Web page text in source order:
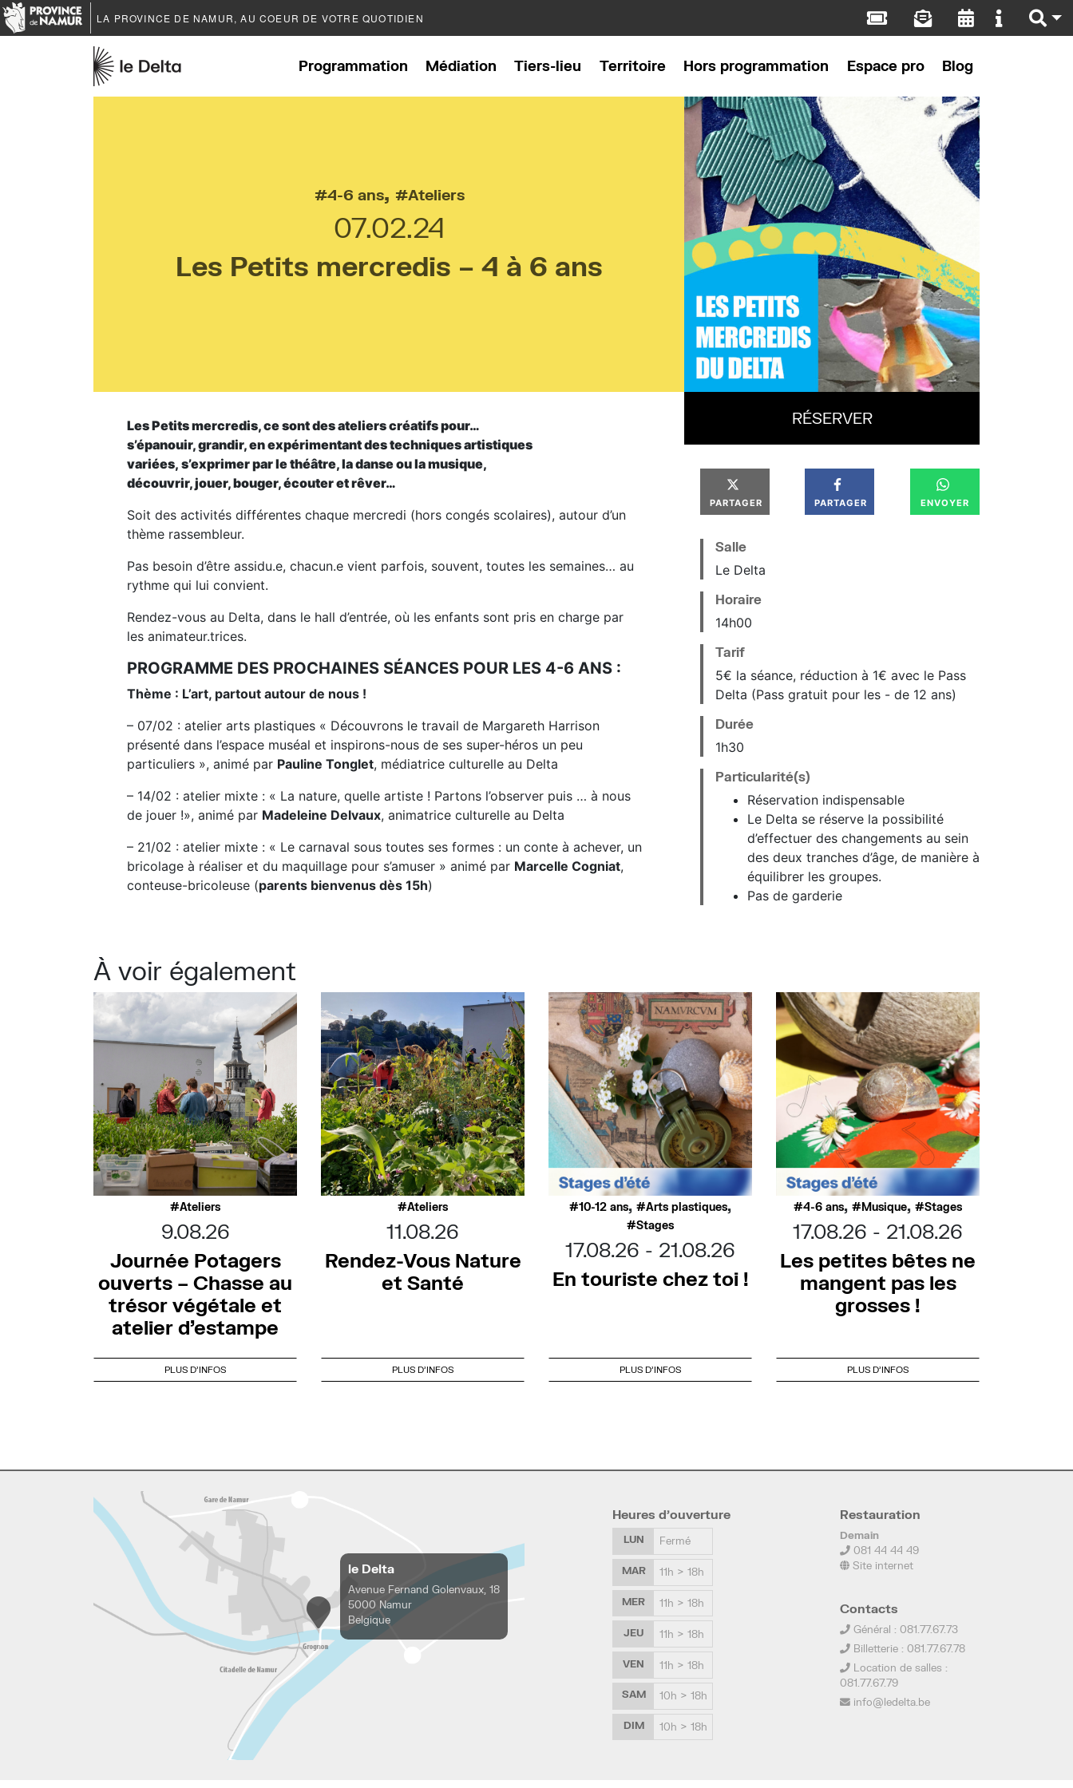
LA PROVINCE DE NAMUR, AU COEUR DE VOTRE QUOTIDIEN
Programmation Médiation Tiers-lieu Territoire Hors programmation Espace pro Blog
4-6 ans, Ateliers
07.02.24
Les Petits mercredis – 4 à 6 ans
Les Petits mercredis, ce sont des ateliers créatifs pour…
s’épanouir, grandir, en expérimentant des techniques artistiques
variées, s’exprimer par le théâtre, la danse ou la musique,
découvrir, jouer, bouger, écouter et rêver…
Soit des activités différentes chaque mercredi (hors congés scolaires), autour d’un
thème rassembleur.
Pas besoin d’être assidu.e, chacun.e vient parfois, souvent, toutes les semaines… au
rythme qui lui convient.
Rendez-vous au Delta, dans le hall d’entrée, où les enfants sont pris en charge par
les animateur.trices.
PROGRAMME DES PROCHAINES SÉANCES POUR LES 4-6 ANS :
Thème : L’art, partout autour de nous !
– 07/02 : atelier arts plastiques « Découvrons le travail de Margareth Harrison
présenté dans l’espace muséal et inspirons-nous de ses super-héros un peu
particuliers », animé par Pauline Tonglet, médiatrice culturelle au Delta
– 14/02 : atelier mixte : « La nature, quelle artiste ! Partons l’observer puis … à nous
de jouer !», animé par Madeleine Delvaux, animatrice culturelle au Delta
– 21/02 : atelier mixte : « Le carnaval sous toutes ses formes : un conte à achever, un
bricolage à réaliser et du maquillage pour s’amuser » animé par Marcelle Cogniat,
conteuse-bricoleuse (parents bienvenus dès 15h)
RÉSERVER
PARTAGER PARTAGER ENVOYER
Salle
Le Delta
Horaire
14h00
Tarif
5€ la séance, réduction à 1€ avec le Pass
Delta (Pass gratuit pour les - de 12 ans)
Durée
1h30
Particularité(s)
Réservation indispensable
Le Delta se réserve la possibilité
d’effectuer des changements au sein
des deux tranches d’âge, de manière à
équilibrer les groupes.
Pas de garderie
À voir également
Ateliers
9.08.26
Journée Potagers
ouverts – Chasse au
trésor végétale et
atelier d’estampe
PLUS D'INFOS
Ateliers
11.08.26
Rendez-Vous Nature
et Santé
PLUS D'INFOS
10-12 ans, Arts plastiques,
Stages
17.08.26
21.08.26
En touriste chez toi !
PLUS D'INFOS
4-6 ans, Musique, Stages
17.08.26
21.08.26
Les petites bêtes ne
mangent pas les
grosses !
PLUS D'INFOS
le Delta
Avenue Fernand Golenvaux, 18
5000 Namur
Belgique
Heures d’ouverture
LUN Fermé
MAR 11h > 18h
MER 11h > 18h
JEU 11h > 18h
VEN 11h > 18h
SAM 10h > 18h
DIM 10h > 18h
Restauration
Demain
081 44 44 49
Site internet
Contacts
Général : 081.77.67.73
Billetterie : 081.77.67.78
Location de salles :
081.77.67.79
info@ledelta.be